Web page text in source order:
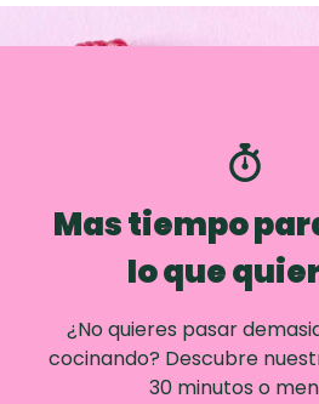
Mas tiempo
lo que
¿No quieres pasar
cocinando? Descubre
30 minutos o